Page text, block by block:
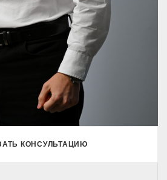
КОНСУЛЬТАЦИЮ